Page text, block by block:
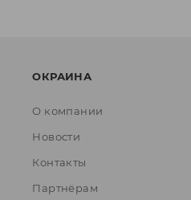
ОКРАИНА
О компании
Новости
Контакты
Партнёрам